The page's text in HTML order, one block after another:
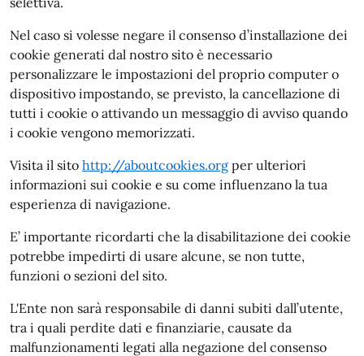
Nel caso si volesse negare il consenso d’installazione dei
cookie generati dal nostro sito è necessario
personalizzare le impostazioni del proprio computer o
dispositivo impostando, se previsto, la cancellazione di
tutti i cookie o attivando un messaggio di avviso quando
i cookie vengono memorizzati.
Visita il sito http://aboutcookies.org per ulteriori
informazioni sui cookie e su come influenzano la tua
esperienza di navigazione.
E’ importante ricordarti che la disabilitazione dei cookie
potrebbe impedirti di usare alcune, se non tutte,
funzioni o sezioni del sito.
L'Ente non sarà responsabile di danni subiti dall’utente,
tra i quali perdite dati e finanziarie, causate da
malfunzionamenti legati alla negazione del consenso